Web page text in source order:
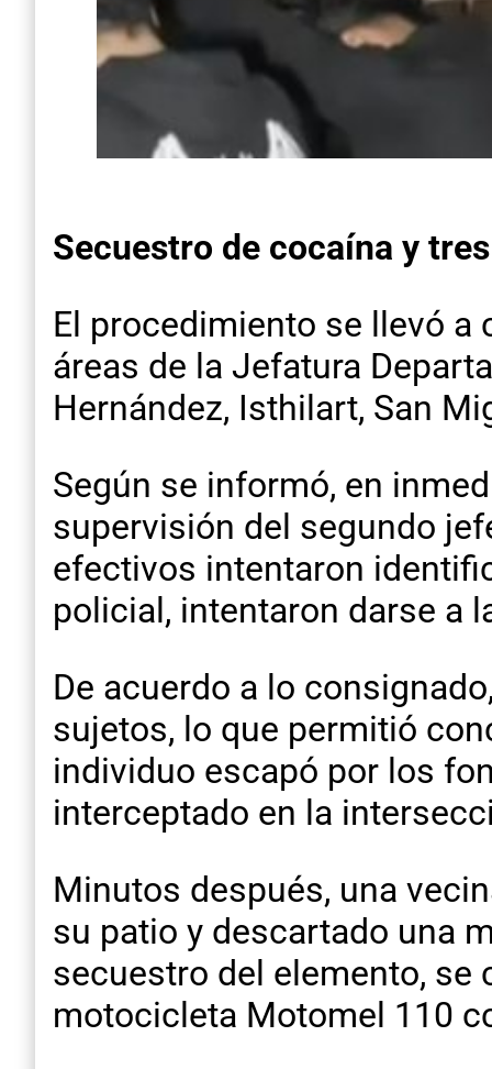
Secuestro de cocaína y
El procedimiento se llevó a
áreas de la Jefatura
Hernández, Isthilart, San
Según se informó, en
supervisión del segundo
efectivos intentaron
policial, intentaron darse a
De acuerdo a lo
sujetos, lo que permitió
individuo escapó por los
interceptado en la
Minutos después, una
su patio y descartado una
secuestro del elemento, se
motocicleta Motomel 110